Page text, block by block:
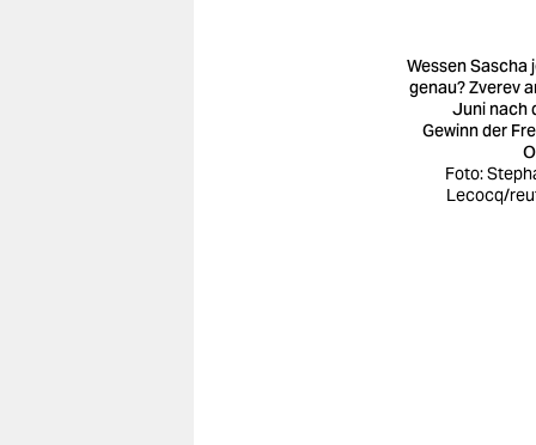
Wessen Sascha
genau? Zverev
Juni nach
Gewinn der
Foto:
Lecocq/